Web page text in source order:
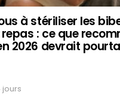
à stériliser les
: ce que
2026 devrait
jours